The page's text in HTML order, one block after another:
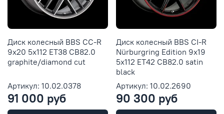
Диск колесный BBS CC-R
9x20 5x112 ET38 CB82.0
graphite/diamond cut
Артикул: 10.02.0378
91 000 руб
Диск колесный BBS CI-R
Nürburgring Edition 9x19
5x112 ET42 CB82.0 satin
black
Артикул: 10.02.2690
90 300 руб